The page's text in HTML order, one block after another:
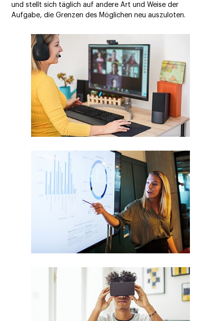
und stellt sich täglich auf andere Art und Weise der
Aufgabe, die Grenzen des Möglichen neu auszuloten.